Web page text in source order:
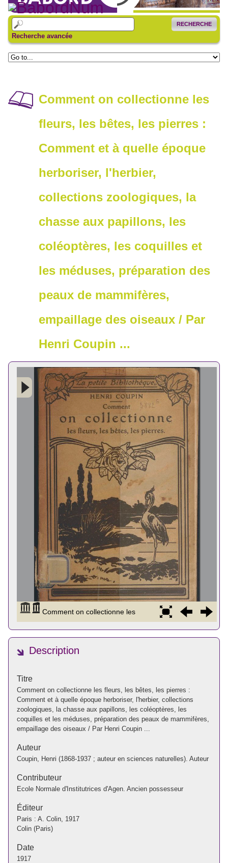
RECHERCHE
Recherche avancée
Comment on collectionne les
fleurs, les bêtes, les pierres :
Comment et à quelle époque
herboriser, l'herbier,
collections zoologiques, la
chasse aux papillons, les
coléoptères, les coquilles et
les méduses, préparation des
peaux de mammifères,
empaillage des oiseaux / Par
Henri Coupin ...
Description
Titre
Comment on collectionne les fleurs, les bêtes, les pierres :
Comment et à quelle époque herboriser, l'herbier, collections
zoologiques, la chasse aux papillons, les coléoptères, les
coquilles et les méduses, préparation des peaux de mammifères,
empaillage des oiseaux / Par Henri Coupin ...
Auteur
Coupin, Henri (1868-1937 ; auteur en sciences naturelles). Auteur
Contributeur
Ecole Normale d'Institutrices d'Agen. Ancien possesseur
Éditeur
Paris : A. Colin, 1917
Colin (Paris)
Date
1917